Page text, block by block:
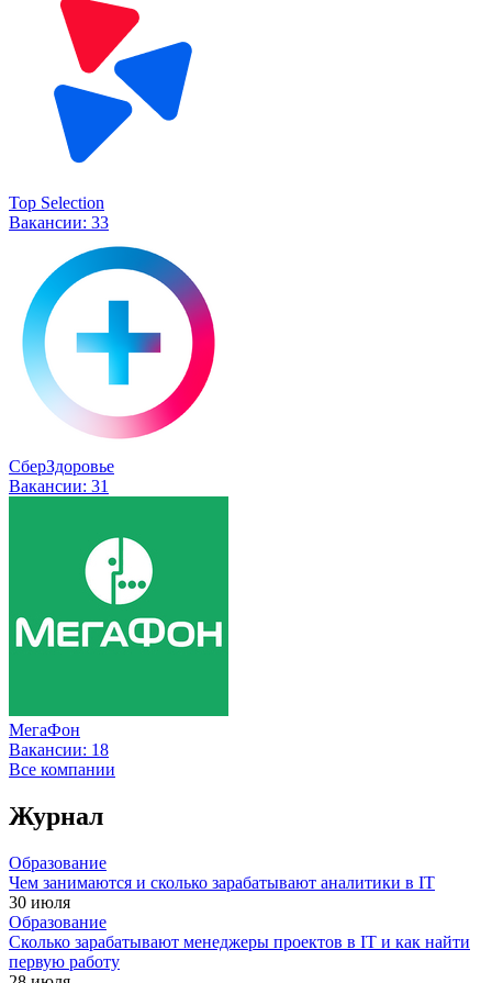
Top Selection
Вакансии: 33
СберЗдоровье
Вакансии: 31
МегаФон
Вакансии: 18
Все компании
Журнал
Образование
Чем занимаются и сколько зарабатывают аналитики в IT
30 июля
Образование
Сколько зарабатывают менеджеры проектов в IT и как найти
первую работу